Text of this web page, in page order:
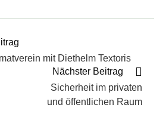
mit Diethelm Textoris
Nächster Beitrag
Sicherheit im privaten
und öffentlichen Raum